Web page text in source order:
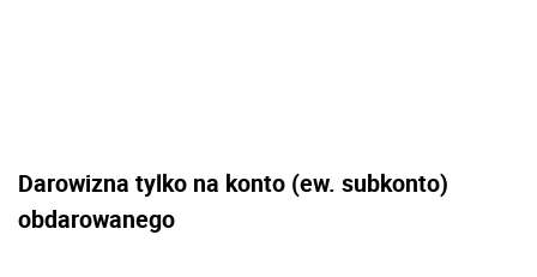
Darowizna tylko na konto (ew. subkonto)
obdarowanego